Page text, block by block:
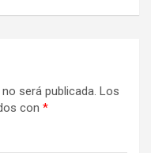
será publicada. Los
con *